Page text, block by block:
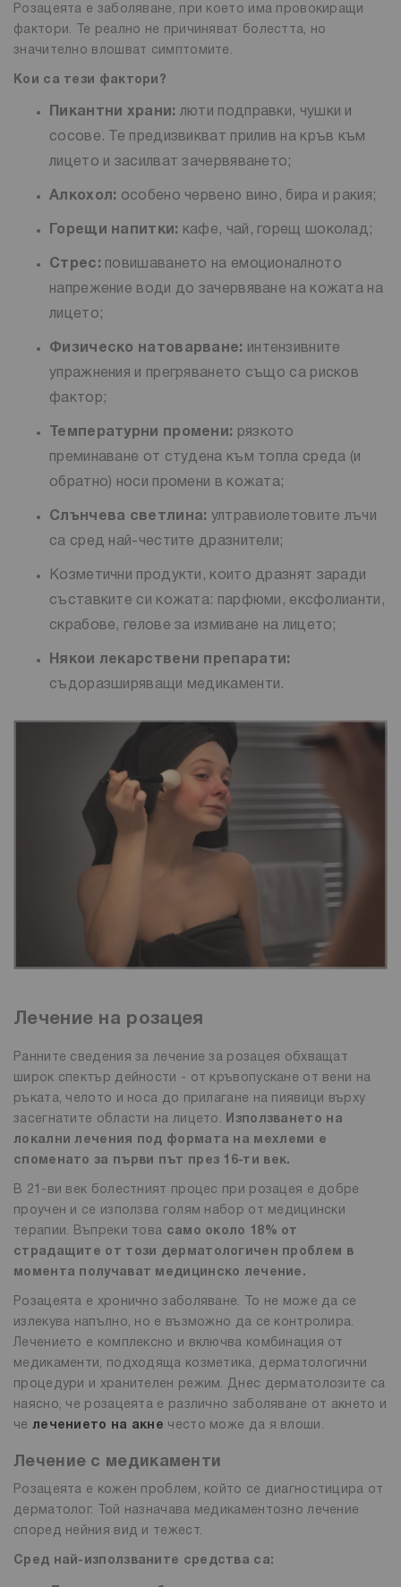
Розацеята е заболяване, при което има провокиращи
фактори. Те реално не причиняват болестта, но
значително влошват симптомите.
Кои са тези фактори?
Пикантни храни: люти подправки, чушки и
сосове. Те предизвикват прилив на кръв към
лицето и засилват зачервяването;
Алкохол: особено червено вино, бира и ракия;
Горещи напитки: кафе, чай, горещ шоколад;
Стрес: повишаването на емоционалното
напрежение води до зачервяване на кожата на
лицето;
Физическо натоварване: интензивните
упражнения и прегряването също са рисков
фактор;
Температурни промени: рязкото
преминаване от студена към топла среда (и
обратно) носи промени в кожата;
Слънчева светлина: ултравиолетовите лъчи
са сред най-честите дразнители;
Козметични продукти, които дразнят заради
съставките си кожата: парфюми, ексфолианти,
скрабове, гелове за измиване на лицето;
Някои лекарствени препарати:
съдоразширяващи медикаменти.
Лечение на розацея
Ранните сведения за лечение за розацея обхващат
широк спектър дейности - от кръвопускане от вени на
ръката, челото и носа до прилагане на пиявици върху
засегнатите области на лицето.
Използването на
локални лечения под формата на мехлеми е
споменато за първи път през 16-ти век.
В 21-ви век болестният процес при розацея е добре
проучен и се използва голям набор от медицински
терапии. Въпреки това само около 18% от
страдащите от този дерматологичен проблем в
момента получават медицинско лечение.
Розацеята е хронично заболяване. То не може да се
излекува напълно, но е възможно да се контролира.
Лечението е комплексно и включва комбинация от
медикаменти, подходяща козметика, дерматологични
процедури и хранителен режим. Днес дерматолозите са
наясно, че розацеята е различно заболяване от акнето и
че лечението на акне често може да я влоши.
Лечение с медикаменти
Розацеята е кожен проблем, който се диагностицира от
дерматолог. Той назначава медикаментозно лечение
според нейния вид и тежест.
Сред най-използваните средства са: